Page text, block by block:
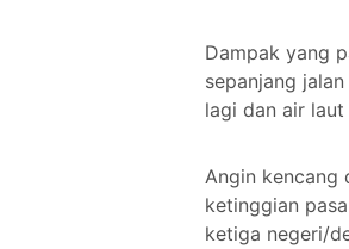
Dampak yang
sepanjang
lagi dan air
Angin kencang
ketinggian
ketiga negeri/